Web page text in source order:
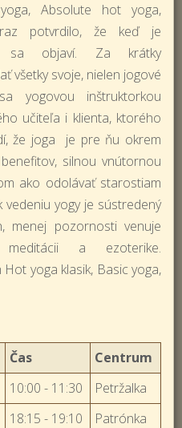
Absolute hot yoga,
potvrdilo, že keď je
sa objaví. Za krátky
všetky svoje, nielen jogové
yogovou inštruktorkou
učiteľa i klienta, ktorého
že joga je pre ňu okrem
silnou vnútornou
ako odolávať starostiam
vedeniu yogy je sústredený
menej pozornosti venuje
a ezoterike.
yoga klasik, Basic yoga,
Čas
Centrum
10:00 - 11:30
Petržalka
18:15 - 19:10
Patrónka